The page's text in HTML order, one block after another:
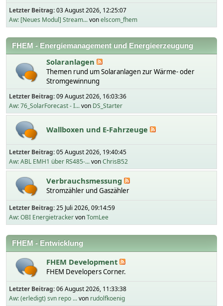
Letzter Beitrag:03 August 2026, 12:25:07
Aw: [Neues Modul] Stream...vonelscom_fhem
FHEM - Energiemanagement und Energieerzeugung
Solaranlagen
Themen rund um Solaranlagen zur Wärme- oder
Stromgewinnung
Letzter Beitrag:09 August 2026, 16:03:36
Aw: 76_SolarForecast - I...von DS_Starter
Wallboxen und E-Fahrzeuge
Letzter Beitrag:05 August 2026, 19:40:45
Aw: ABL EMH1 über RS485-...vonChrisB52
Verbrauchsmessung
Stromzähler und Gaszähler
Letzter Beitrag:25 Juli 2026, 09:14:59
Aw: OBI EnergietrackervonTomLee
FHEM - Entwicklung
FHEM Development
FHEM Developers Corner.
Letzter Beitrag:06 August 2026, 11:33:38
Aw: (erledigt) svn repo ...von rudolfkoenig